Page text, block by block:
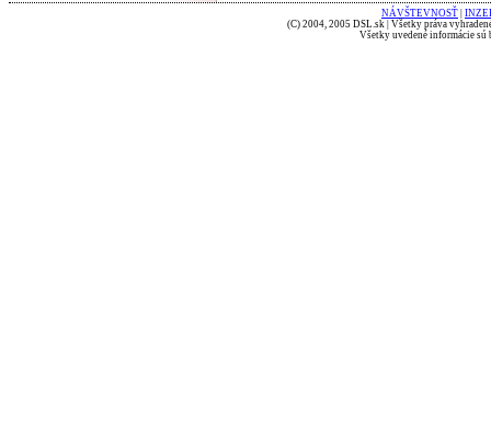
NÁVŠTEVNOSŤ
(C) 2004, 2005 DSL.sk | Všetky práva
Všetky uvedené informácie sú